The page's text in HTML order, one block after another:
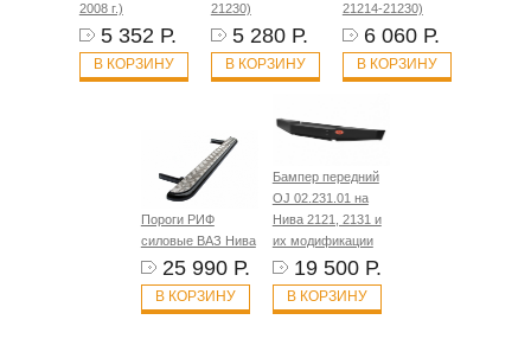
2008 г.)
5 352 Р.
В КОРЗИНУ
21230)
5 280 Р.
В КОРЗИНУ
21214-21230)
6 060 Р.
В КОРЗИНУ
Пороги РИФ
силовые ВАЗ Нива
25 990 Р.
В КОРЗИНУ
Бампер передний
OJ 02.231.01 на
Нива 2121, 2131 и
их модификации
19 500 Р.
В КОРЗИНУ